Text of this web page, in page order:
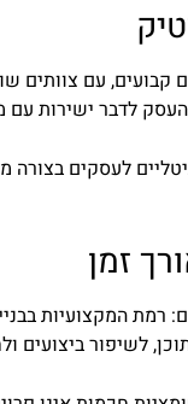
קבועים, עם
לדבר ישירות
זמן
המקצועיות
לשיפור